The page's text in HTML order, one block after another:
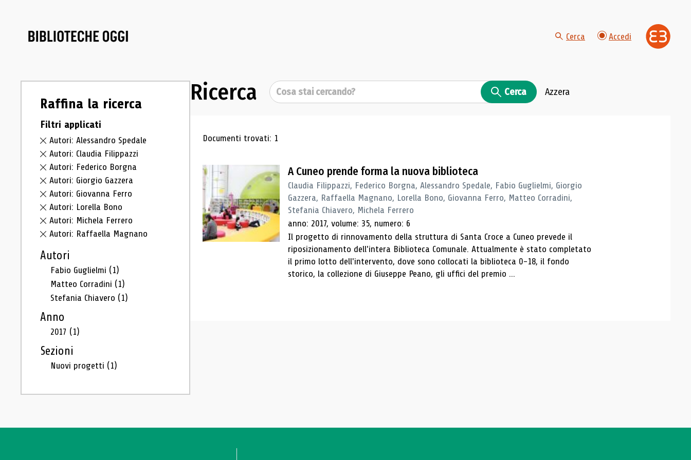
Cerca Accedi
Raffina la ricerca
Filtri applicati
Autori: Alessandro Spedale
Autori: Claudia Filippazzi
Autori: Federico Borgna
Autori: Giorgio Gazzera
Autori: Giovanna Ferro
Autori: Lorella Bono
Autori: Michela Ferrero
Autori: Raffaella Magnano
Autori
Fabio Guglielmi (1)
Matteo Corradini (1)
Stefania Chiavero (1)
Anno
2017 (1)
Sezioni
Nuovi progetti (1)
Ricerca Cerca Cerca Azzera
Risultati di ricerca
Documenti trovati: 1
A Cuneo prende forma la nuova biblioteca
Claudia Filippazzi, Federico Borgna, Alessandro Spedale, Fabio Guglielmi, Giorgio
Gazzera, Raffaella Magnano, Lorella Bono, Giovanna Ferro, Matteo Corradini,
Stefania Chiavero, Michela Ferrero
anno: 2017, volume: 35, numero: 6
Il progetto di rinnovamento della struttura di Santa Croce a Cuneo prevede il
riposizionamento dell'intera Biblioteca Comunale. Attualmente è stato completato
il primo lotto dell'intervento, dove sono collocati la biblioteca 0-18, il fondo
storico, la collezione di Giuseppe Peano, gli uffici del premio ...